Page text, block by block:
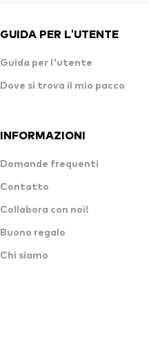
GUIDA PER L'UTENTE
Guida per l'utente
Dove si trova il mio pacco
INFORMAZIONI
Domande frequenti
Contatto
Collabora con noi!
Buono regalo
Chi siamo